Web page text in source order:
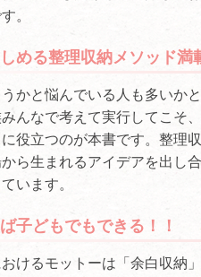
。
める整理収納メソッド満
かと悩んでいる人も多いか
んなで考えて実行してこそ
役立つのが本書です。整理
ら生まれるアイデアを出し
います。
子どもでもできる！！
けるモットーは「余白収納